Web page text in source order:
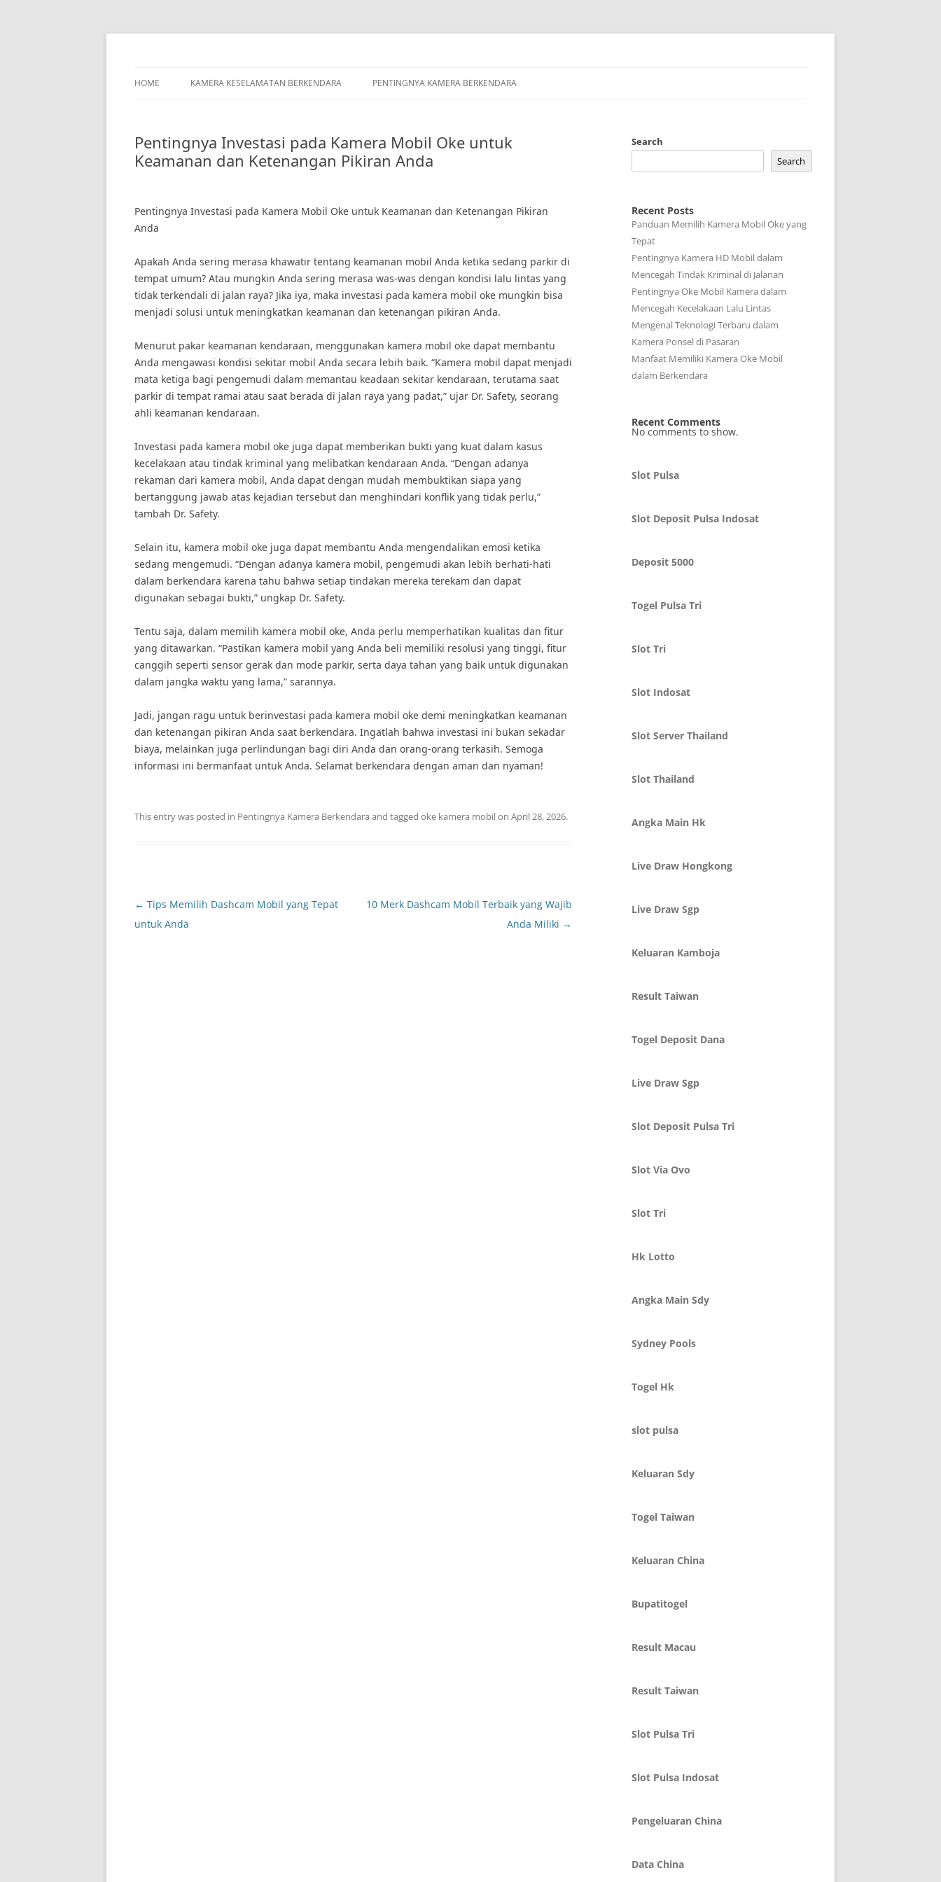
Skip
HOME KAMERA KESELAMATAN BERKENDARA PENTINGNYA KAMERA BERKENDARA
Pentingnya Investasi pada Kamera Mobil Oke untuk
Keamanan dan Ketenangan Pikiran Anda
Pentingnya Investasi pada Kamera Mobil Oke untuk Keamanan dan Ketenangan Pikiran
Anda
Apakah Anda sering merasa khawatir tentang keamanan mobil Anda ketika sedang parkir di
tempat umum? Atau mungkin Anda sering merasa was-was dengan kondisi lalu lintas yang
tidak terkendali di jalan raya? Jika iya, maka investasi pada kamera mobil oke mungkin bisa
menjadi solusi untuk meningkatkan keamanan dan ketenangan pikiran Anda.
Menurut pakar keamanan kendaraan, menggunakan kamera mobil oke dapat membantu
Anda mengawasi kondisi sekitar mobil Anda secara lebih baik. “Kamera mobil dapat menjadi
mata ketiga bagi pengemudi dalam memantau keadaan sekitar kendaraan, terutama saat
parkir di tempat ramai atau saat berada di jalan raya yang padat,” ujar Dr. Safety, seorang
ahli keamanan kendaraan.
Investasi pada kamera mobil oke juga dapat memberikan bukti yang kuat dalam kasus
kecelakaan atau tindak kriminal yang melibatkan kendaraan Anda. “Dengan adanya
rekaman dari kamera mobil, Anda dapat dengan mudah membuktikan siapa yang
bertanggung jawab atas kejadian tersebut dan menghindari konflik yang tidak perlu,”
tambah Dr. Safety.
Selain itu, kamera mobil oke juga dapat membantu Anda mengendalikan emosi ketika
sedang mengemudi. “Dengan adanya kamera mobil, pengemudi akan lebih berhati-hati
dalam berkendara karena tahu bahwa setiap tindakan mereka terekam dan dapat
digunakan sebagai bukti,” ungkap Dr. Safety.
Tentu saja, dalam memilih kamera mobil oke, Anda perlu memperhatikan kualitas dan fitur
yang ditawarkan. “Pastikan kamera mobil yang Anda beli memiliki resolusi yang tinggi, fitur
canggih seperti sensor gerak dan mode parkir, serta daya tahan yang baik untuk digunakan
dalam jangka waktu yang lama,” sarannya.
Jadi, jangan ragu untuk berinvestasi pada kamera mobil oke demi meningkatkan keamanan
dan ketenangan pikiran Anda saat berkendara. Ingatlah bahwa investasi ini bukan sekadar
biaya, melainkan juga perlindungan bagi diri Anda dan orang-orang terkasih. Semoga
informasi ini bermanfaat untuk Anda. Selamat berkendara dengan aman dan nyaman!
This entry was posted in Pentingnya Kamera Berkendara and tagged oke kamera mobilon April 28, 2026.
Post
navigation
← Tips Memilih Dashcam Mobil yang Tepat
untuk Anda
10 Merk Dashcam Mobil Terbaik yang Wajib
Anda Miliki →
Search
Search
Recent Posts
Panduan Memilih Kamera Mobil Oke yang
Tepat
Pentingnya Kamera HD Mobil dalam
Mencegah Tindak Kriminal di Jalanan
Pentingnya Oke Mobil Kamera dalam
Mencegah Kecelakaan Lalu Lintas
Mengenal Teknologi Terbaru dalam
Kamera Ponsel di Pasaran
Manfaat Memiliki Kamera Oke Mobil
dalam Berkendara
Recent Comments
No comments to show.
Slot Pulsa
Slot Deposit Pulsa Indosat
Deposit 5000
Togel Pulsa Tri
Slot Tri
Slot Indosat
Slot Server Thailand
Slot Thailand
Angka Main Hk
Live Draw Hongkong
Live Draw Sgp
Keluaran Kamboja
Result Taiwan
Togel Deposit Dana
Live Draw Sgp
Slot Deposit Pulsa Tri
Slot Via Ovo
Slot Tri
Hk Lotto
Angka Main Sdy
Sydney Pools
Togel Hk
slot pulsa
Keluaran Sdy
Togel Taiwan
Keluaran China
Bupatitogel
Result Macau
Result Taiwan
Slot Pulsa Tri
Slot Pulsa Indosat
Pengeluaran China
Data China